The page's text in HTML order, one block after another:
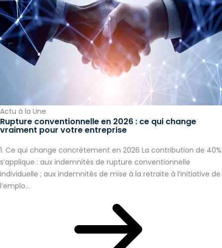
Actu à la Une
Rupture conventionnelle en 2026 : ce qui change
vraiment pour votre entreprise
1. Ce qui change concrètement en 2026 La contribution de 40%
s’applique : aux indemnités de rupture conventionnelle
individuelle ; aux indemnités de mise à la retraite à l’initiative de
l’emplo...